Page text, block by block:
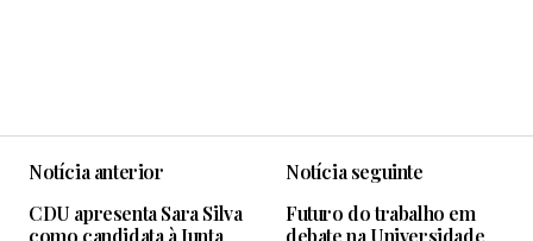
Notícia anterior
CDU apresenta Sara Silva
como candidata à Junta
Notícia seguinte
Futuro do trabalho em
debate na Universidade